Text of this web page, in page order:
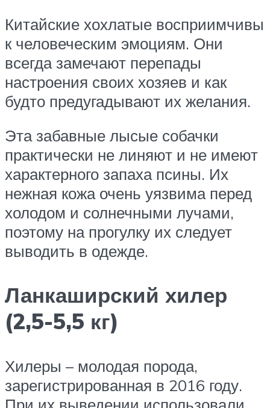
Китайские хохлатые восприимчивы
к человеческим эмоциям. Они
всегда замечают перепады
настроения своих хозяев и как
будто предугадывают их желания.
Эта забавные лысые собачки
практически не линяют и не имеют
характерного запаха псины. Их
нежная кожа очень уязвима перед
холодом и солнечными лучами,
поэтому на прогулку их следует
выводить в одежде.
Ланкаширский хилер
(2,5-5,5 кг)
Хилеры – молодая порода,
зарегистрированная в 2016 году.
При их выведении использовали